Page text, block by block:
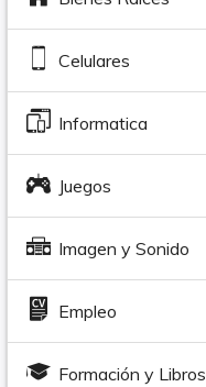
Celulares
Informatica
Juegos
Imagen y Sonido
Empleo
Formación y Libros